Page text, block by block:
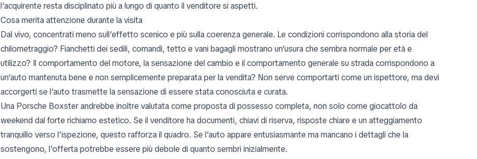
l’acquirente resta disciplinato più a lungo di quanto il venditore si aspetti.
Cosa merita attenzione durante la visita
Dal vivo, concentrati meno sull’effetto scenico e più sulla coerenza generale. Le condizioni corrispondono alla storia del
chilometraggio? Fianchetti dei sedili, comandi, tetto e vani bagagli mostrano un’usura che sembra normale per età e
utilizzo? Il comportamento del motore, la sensazione del cambio e il comportamento generale su strada corrispondono a
un’auto mantenuta bene e non semplicemente preparata per la vendita? Non serve comportarti come un ispettore, ma devi
accorgerti se l’auto trasmette la sensazione di essere stata conosciuta e curata.
Una Porsche Boxster andrebbe inoltre valutata come proposta di possesso completa, non solo come giocattolo da
weekend dal forte richiamo estetico. Se il venditore ha documenti, chiavi di riserva, risposte chiare e un atteggiamento
tranquillo verso l’ispezione, questo rafforza il quadro. Se l’auto appare entusiasmante ma mancano i dettagli che la
sostengono, l’offerta potrebbe essere più debole di quanto sembri inizialmente.